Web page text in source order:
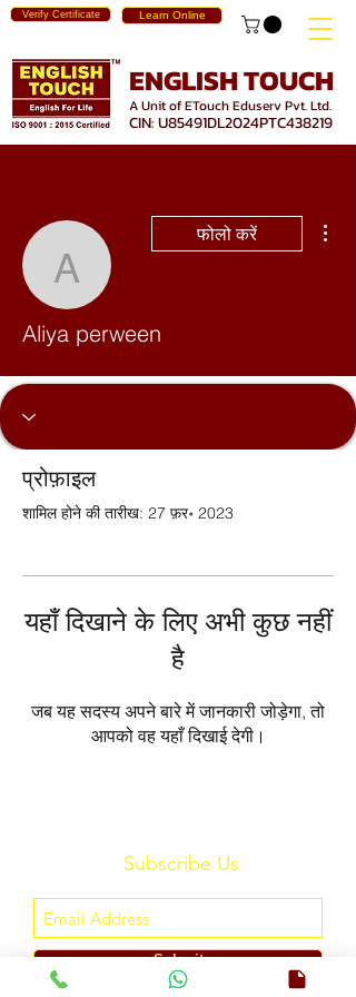
Learn Online
Verify Certificate
ENGLISH TOUCH
A Unit of ETouch Eduserv Pvt. Ltd.
CIN: U85491DL2024PTC438219
Aliya perween
फोलो करें
Aliya perween
प्रोफ़ाइल
शामिल होने की तारीख: 27 फ़र॰ 2023
यहाँ दिखाने के लिए अभी कुछ नहीं
है
जब यह सदस्य अपने बारे में जानकारी जोड़ेगा, तो
आपको वह यहाँ दिखाई देगी।
Subscribe Us
Submit